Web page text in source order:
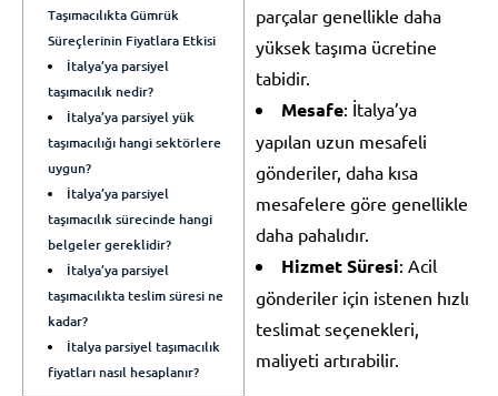
Taşımacılıkta Gümrük
Süreçlerinin Fiyatlara Etkisi
İtalya’ya parsiyel
taşımacılık nedir?
İtalya’ya parsiyel yük
taşımacılığı hangi sektörlere
uygun?
İtalya’ya parsiyel
taşımacılık sürecinde hangi
belgeler gereklidir?
İtalya’ya parsiyel
taşımacılıkta teslim süresi ne
kadar?
İtalya parsiyel taşımacılık
fiyatları nasıl hesaplanır?
parçalar genellikle daha
yüksek taşıma ücretine
tabidir.
Mesafe: İtalya’ya
yapılan uzun mesafeli
gönderiler, daha kısa
mesafelere göre genellikle
daha pahalıdır.
Hizmet Süresi: Acil
gönderiler için istenen hızlı
teslimat seçenekleri,
maliyeti artırabilir.